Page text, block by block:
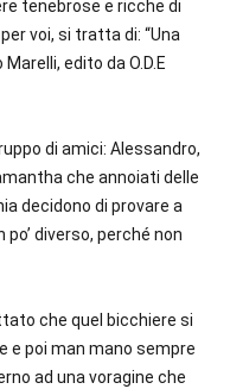
tenebrose e ricche di
voi, si tratta di: “Una
edito da O.D.E
di amici: Alessandro,
che annoiati delle
decidono di provare a
diverso, perché non
che quel bicchiere si
e poi man mano sempre
ad una voragine che